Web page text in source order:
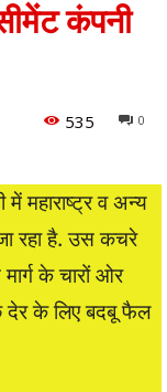
कंपनी
0
535
महाराष्ट्र व अन्य
रहा है. उस कचरे
के चारों ओर
देर के लिए बदबू फैल